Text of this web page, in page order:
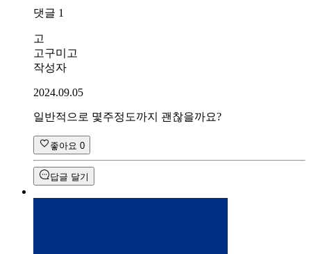
댓글 1
고
고구미고
작성자
2024.09.05
일반적으로 몇주정도까지 괜찮을까요?
좋아요 0
답글 달기